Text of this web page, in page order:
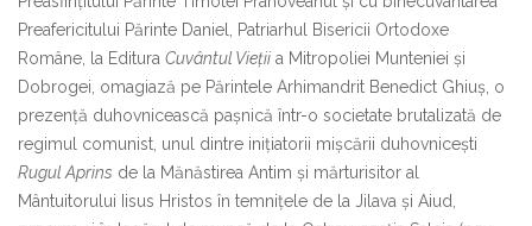
Preafericitului Părinte Daniel, Patriarhul Bisericii Ortodoxe
Române, la Editura Cuvântul Vieții a Mitropoliei Munteniei şi
Dobrogei, omagiază pe Părintele Arhimandrit Benedict Ghiuș, o
prezență duhovnicească pașnică într-o societate brutalizată de
regimul comunist, unul dintre inițiatorii mișcării duhovnicești
Rugul Aprins de la Mănăstirea Antim și mărturisitor al
Mântuitorului Iisus Hristos în temnițele de la Jilava și Aiud,